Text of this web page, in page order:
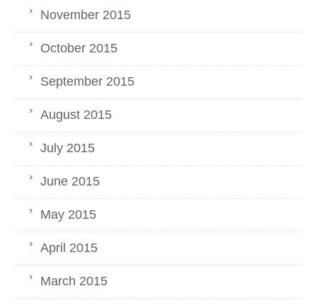
November 2015
October 2015
September 2015
August 2015
July 2015
June 2015
May 2015
April 2015
March 2015